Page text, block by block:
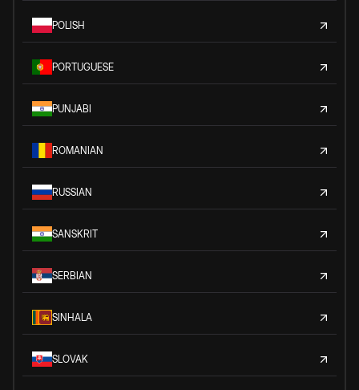
POLISH
PORTUGUESE
PUNJABI
ROMANIAN
RUSSIAN
SANSKRIT
SERBIAN
SINHALA
SLOVAK